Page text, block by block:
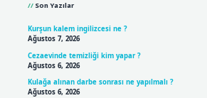
Son Yazılar
Kurşun kalem ingilizcesi ne ?
Ağustos 7, 2026
Cezaevinde temizliği kim yapar ?
Ağustos 6, 2026
Kulağa alınan darbe sonrası ne yapılmalı ?
Ağustos 6, 2026